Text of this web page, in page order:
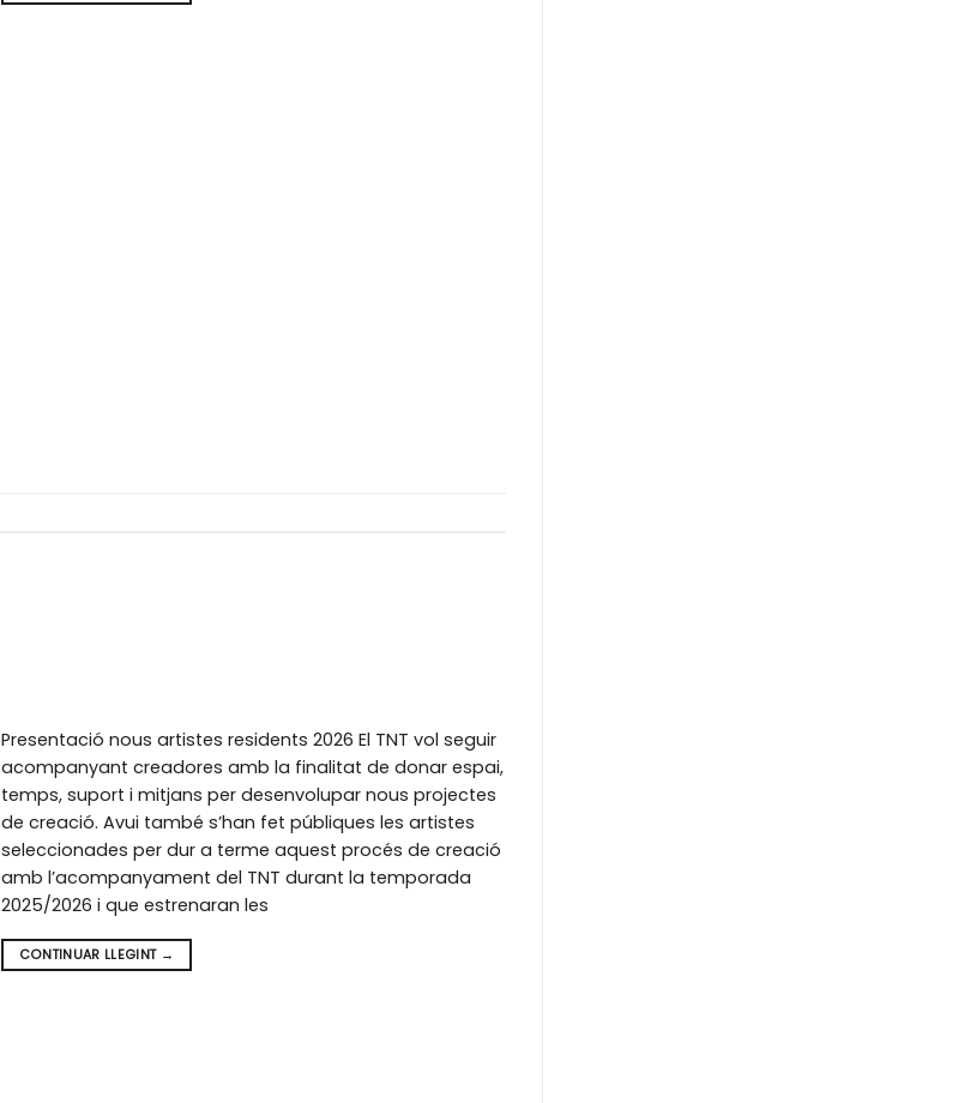
Presentació nous artistes residents 2026 El TNT vol seguir
acompanyant creadores amb la finalitat de donar espai,
temps, suport i mitjans per desenvolupar nous projectes
de creació. Avui també s’han fet públiques les artistes
seleccionades per dur a terme aquest procés de creació
amb l’acompanyament del TNT durant la temporada
2025/2026 i que estrenaran les
CONTINUAR LLEGINT →